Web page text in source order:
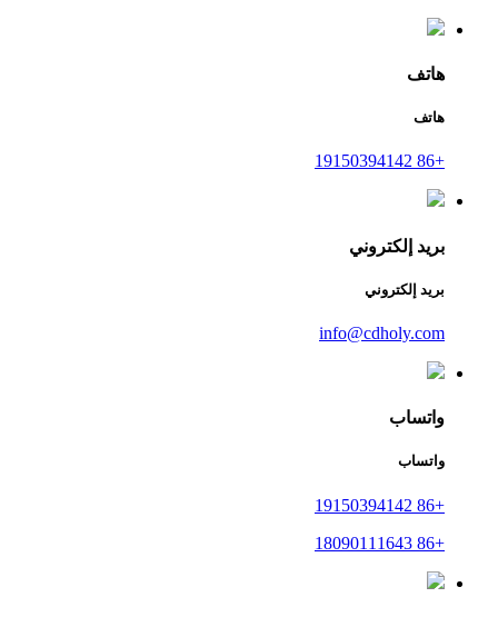
هاتف
هاتف
+86 19150394142
بريد إلكتروني
بريد إلكتروني
info@cdholy.com
واتساب
واتساب
+86 19150394142
+86 18090111643